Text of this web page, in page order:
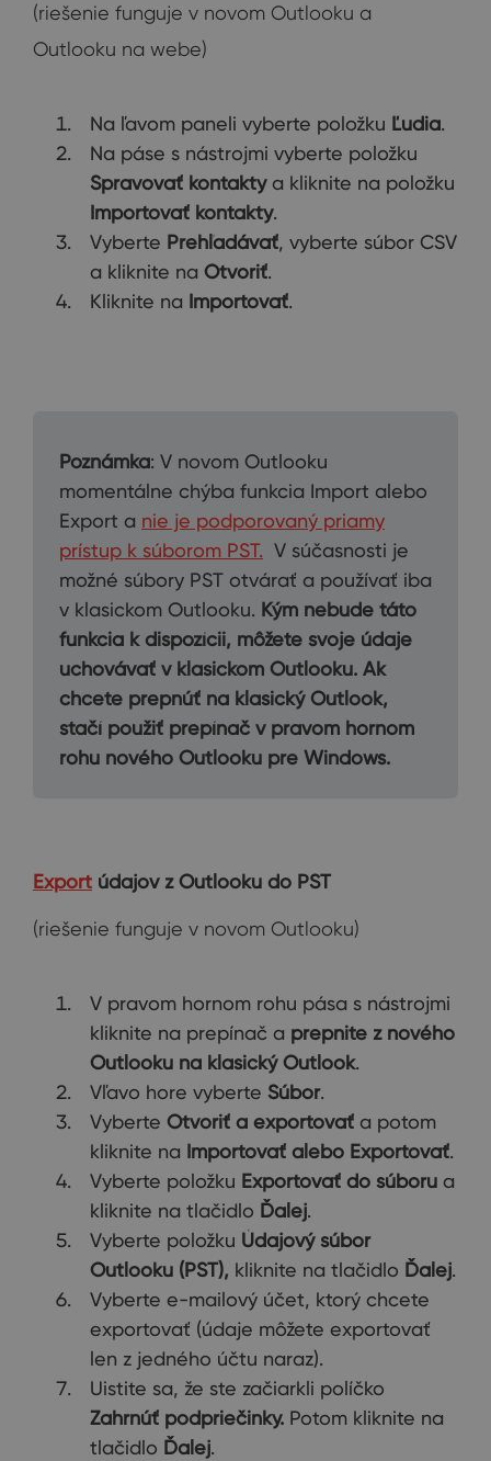
(riešenie funguje v novom Outlooku a
Outlooku na webe)
Na ľavom paneli vyberte položku Ľudia.
Na páse s nástrojmi vyberte položku
Spravovať kontaktya kliknite na položku
Importovať kontakty.
Vyberte Prehľadávať, vyberte súbor CSV
a kliknite na Otvoriť.
Kliknite na Importovať.
Poznámka: V novom Outlooku
momentálne chýba funkcia Import alebo
Export a nie je podporovaný priamy
prístup k súborom PST. V súčasnosti je
možné súbory PST otvárať a používať iba
v klasickom Outlooku. Kým nebude táto
funkcia k dispozícii, môžete svoje údaje
uchovávať v klasickom Outlooku. Ak
chcete prepnúť na klasický Outlook,
stačí použiť prepínač v pravom hornom
rohu nového Outlooku pre Windows.
Export údajov z Outlooku do PST
(riešenie funguje v novom Outlooku)
V pravom hornom rohu pása s nástrojmi
kliknite na prepínač a prepnite z nového
Outlooku na klasický Outlook.
Vľavo hore vyberte Súbor.
Vyberte Otvoriť a exportovať a potom
kliknite na Importovať alebo Exportovať.
Vyberte položku Exportovať do súboru a
kliknite na tlačidlo Ďalej.
Vyberte položku Údajový súbor
Outlooku (PST), kliknite na tlačidlo Ďalej.
Vyberte e-mailový účet, ktorý chcete
exportovať (údaje môžete exportovať
len z jedného účtu naraz).
Uistite sa, že ste začiarkli políčko
Zahrnúť podpriečinky. Potom kliknite na
tlačidlo Ďalej.